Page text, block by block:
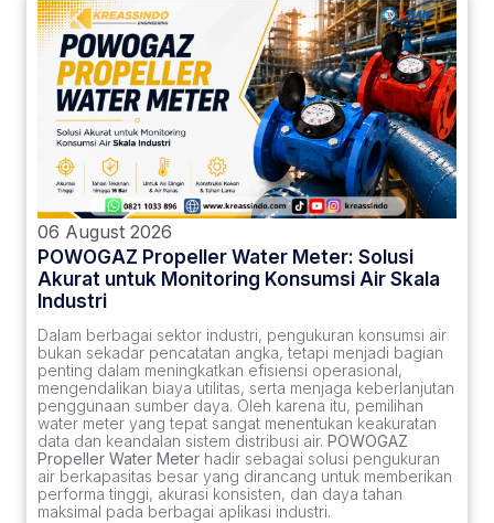
06 August 2026
POWOGAZ Propeller Water Meter: Solusi
Akurat untuk Monitoring Konsumsi Air Skala
Industri
Dalam berbagai sektor industri, pengukuran konsumsi air
bukan sekadar pencatatan angka, tetapi menjadi bagian
penting dalam meningkatkan efisiensi operasional,
mengendalikan biaya utilitas, serta menjaga keberlanjutan
penggunaan sumber daya. Oleh karena itu, pemilihan
water meter yang tepat sangat menentukan keakuratan
data dan keandalan sistem distribusi air. POWOGAZ
Propeller Water Meter hadir sebagai solusi pengukuran
air berkapasitas besar yang dirancang untuk memberikan
performa tinggi, akurasi konsisten, dan daya tahan
maksimal pada berbagai aplikasi industri.